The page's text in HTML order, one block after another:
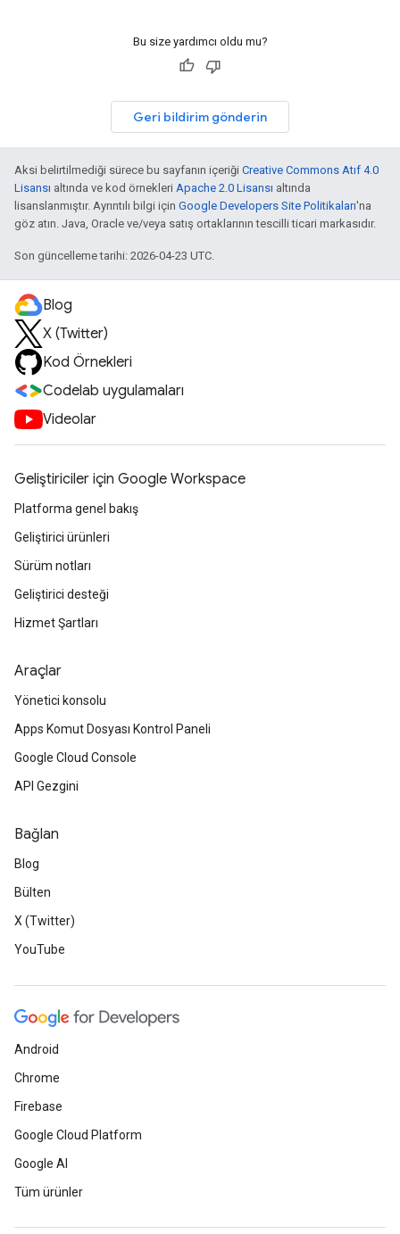
Bu size yardımcı oldu mu?
Geri bildirim gönderin
Aksi belirtilmediği sürece bu sayfanın içeriği Creative Commons Atıf 4.0
Lisansı altında ve kod örnekleri Apache 2.0 Lisansı altında
lisanslanmıştır. Ayrıntılı bilgi için Google Developers Site Politikaları'na
göz atın. Java, Oracle ve/veya satış ortaklarının tescilli ticari markasıdır.
Son güncelleme tarihi: 2026-04-23 UTC.
Blog
X (Twitter)
Kod Örnekleri
Codelab uygulamaları
Videolar
Geliştiriciler için Google Workspace
Platforma genel bakış
Geliştirici ürünleri
Sürüm notları
Geliştirici desteği
Hizmet Şartları
Araçlar
Yönetici konsolu
Apps Komut Dosyası Kontrol Paneli
Google Cloud Console
API Gezgini
Bağlan
Blog
Bülten
X (Twitter)
YouTube
Android
Chrome
Firebase
Google Cloud Platform
Google AI
Tüm ürünler